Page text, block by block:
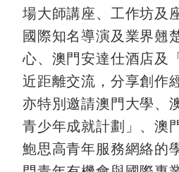
場大師講座、工作坊及
國際知名導演及業界翹
心、澳門安達仕酒店及
近距離交流，分享創作
亦特別邀請澳門大學、
青少年成就計劃」、澳
鮑思高青年服務網絡的